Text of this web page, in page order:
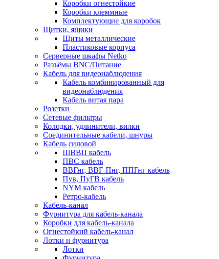
Коробки огнестойкие
Коробки клеммные
Комплектующие для коробок
Щитки, ящики
Щиты металлические
Пластиковые корпуса
Серверные шкафы Netko
Разъёмы BNC/Питание
Кабель для видеонаблюдения
Кабель комбинированный для
видеонаблюдения
Кабель витая пара
Розетки
Сетевые фильтры
Колодки, удлинители, вилки
Соединительные кабели, шнуры
Кабель силовой
ШВВП кабель
ПВС кабель
ВВГнг, ВВГ-Пнг, ППГнг кабель
Пув, ПуГВ кабель
NYM кабель
Ретро-кабель
Кабель-канал
Фурнитура для кабель-канала
Коробки для кабель-канала
Огнестойкий кабель-канал
Лотки и фурнитура
Лотки